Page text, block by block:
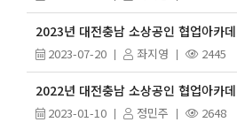
2023년 대전충남 소상공인 협업아카
2023-07-20 좌지영 2445
2022년 대전충남 소상공인 협업아카
2023-01-10 정민주 2648